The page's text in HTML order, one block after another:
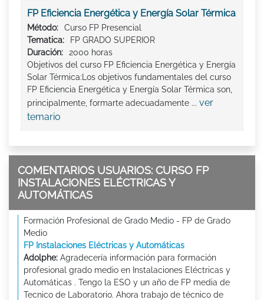
FP Eficiencia Energética y Energía Solar Térmica
Método:
Curso FP Presencial
Tematica:
FP GRADO SUPERIOR
Duración:
2000 horas
Objetivos del curso FP Eficiencia Energética y Energía
Solar Térmica:Los objetivos fundamentales del curso
FP Eficiencia Energética y Energía Solar Térmica son,
principalmente, formarte adecuadamente ... ver
temario
COMENTARIOS USUARIOS: CURSO FP
INSTALACIONES ELÉCTRICAS Y
AUTOMÁTICAS
Formación Profesional de Grado Medio - FP de Grado
Medio
FP Instalaciones Eléctricas y Automáticas
Adolphe: Agradecería información para formación
profesional grado medio en Instalaciones Eléctricas y
Automáticas . Tengo la ESO y un año de FP media de
Tecnico de Laboratorio. Ahora trabajo de técnico de